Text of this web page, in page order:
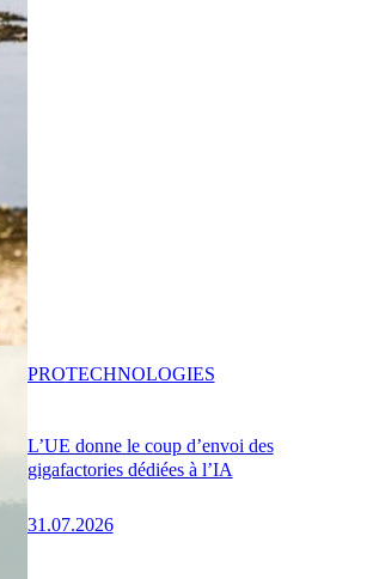
L’UE donne le coup d’envoi des
gigafactories dédiées à l’IA
31.07.2026
PROTECHNOLOGIES